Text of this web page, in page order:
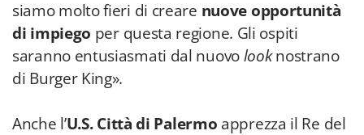
siamo molto fieri di creare nuove opportunità
di impiego per questa regione. Gli ospiti
saranno entusiasmati dal nuovolooknostrano
di Burger King».
Anche l’U.S. Città di Palermo apprezza il Re del